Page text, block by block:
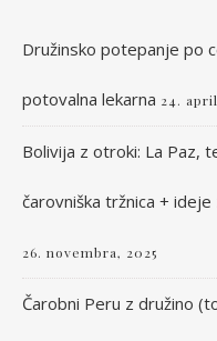
Družinsko potepanje po
potovalna lekarna 24.
Bolivija z otroki: La Paz,
čarovniška tržnica +
26. novembra, 2025
Čarobni Peru z družino